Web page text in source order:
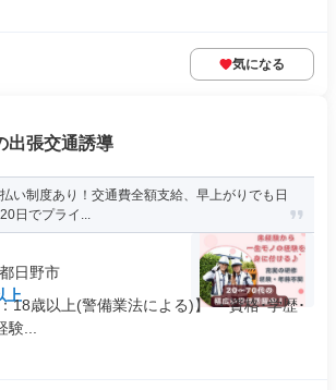
気になる
出張交通誘導
い制度あり！交通費全額支給、早上がりでも日
日でプライ...
日野市
上
18歳以上(警備業法による)】 ・資格･学歴･
...